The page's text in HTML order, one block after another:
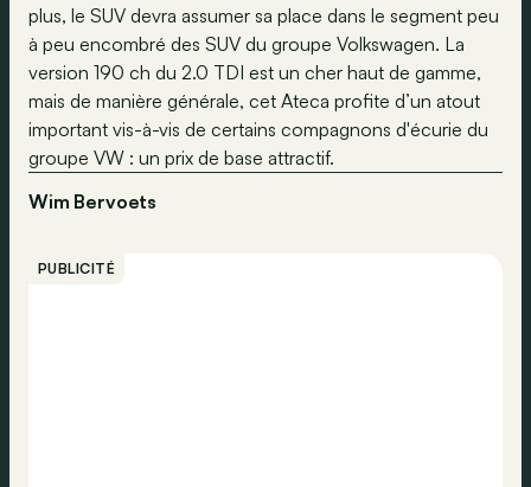
plus, le SUV devra assumer sa place dans le segment peu
à peu encombré des SUV du groupe Volkswagen. La
version 190 ch du 2.0 TDI est un cher haut de gamme,
mais de manière générale, cet Ateca profite d’un atout
important vis-à-vis de certains compagnons d'écurie du
groupe VW : un prix de base attractif.
Wim Bervoets
PUBLICITÉ